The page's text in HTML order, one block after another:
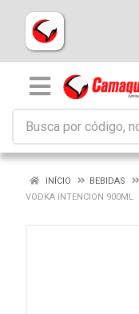
INÍCIO BEBIDAS
VODKA INTENCION 900ML